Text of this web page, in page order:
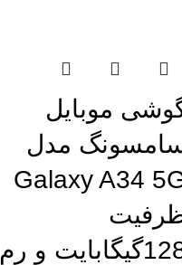
موبایل
مدل
Galaxy A34
128گیگابایت و رم